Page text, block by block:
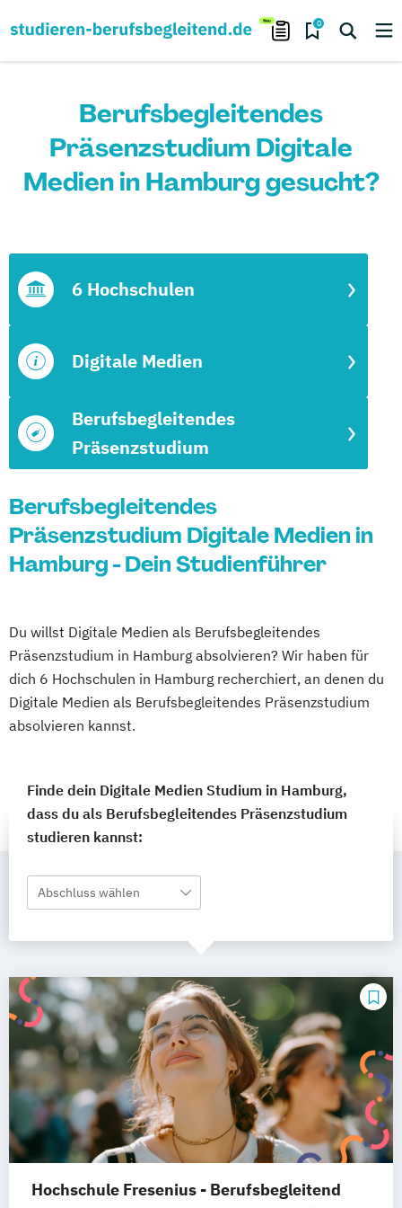
0
Berufsbegleitendes
Präsenzstudium Digitale
Medien in Hamburg gesucht?
Berufsbegleitendes
Präsenzstudium
Digitale Medien
6 Hochschulen
Berufsbegleitendes
Präsenzstudium Digitale Medien in
Hamburg - Dein Studienführer
Du willst Digitale Medien als Berufsbegleitendes
Präsenzstudium in Hamburg absolvieren? Wir haben für
dich 6 Hochschulen in Hamburg recherchiert, an denen du
Digitale Medien als Berufsbegleitendes Präsenzstudium
absolvieren kannst.
Finde dein Digitale Medien Studium in Hamburg,
dass du als Berufsbegleitendes Präsenzstudium
studieren kannst:
Abschluss wählen
Hochschule Fresenius - Berufsbegleitend